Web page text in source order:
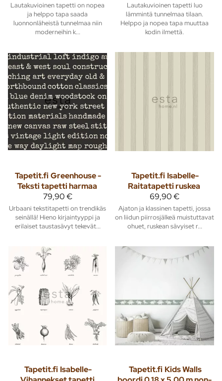
Lautakuvioinen tapetti on nopea
ja helppo tapa saada
luonnonläheistä tunnelmaa niin
moderneihin k...
Lautakuvioinen tapetti luo
lämmintä tunnelmaa tilaan.
Helppo ja nopea tapa muuttaa
kodin ilmettä.
Tapetit.fiGreenhouse -
Teksti tapetti harmaa
79,90 €
Urbaani tekstitapetti on trendikäs
seinällä! Hieno kirjaintyyppi ja
erilaiset taustasävyt tekevät...
Tapetit.fi Isabelle-
Raitatapetti ruskea
69,90 €
Ajaton ja klassinen tapetti, jossa
on liidun piirrosjälkeä muistuttavat
ohuet, ruskean sävyiset r...
Tapetit.fi Isabelle-
Tapetit.fi Kids Walls